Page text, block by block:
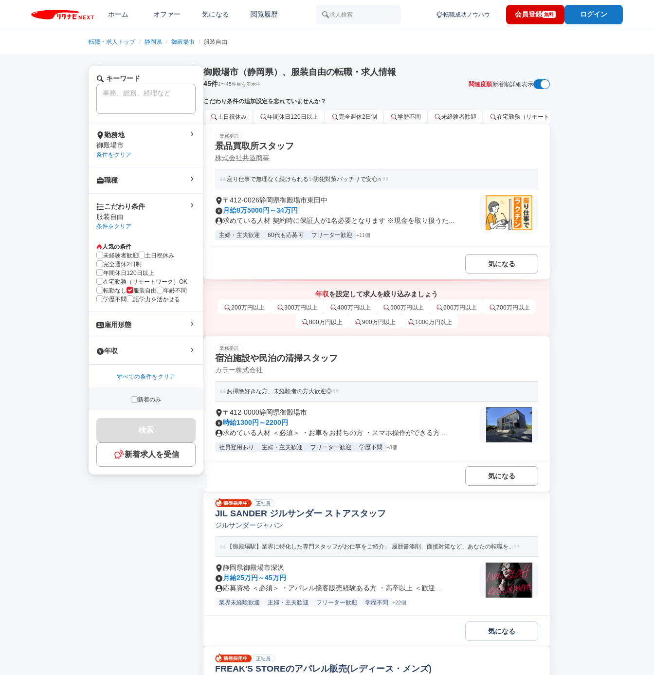
ホーム オファー 気になる 閲覧履歴 求人検索 転職成功ノウハウ 会員登録 無料 ログイン
転職・求人トップ / 静岡県 / 御殿場市 / 服装自由
キーワード
勤務地
御殿場市
条件をクリア
職種
こだわり条件
服装自由
条件をクリア
人気の条件
未経験者歓迎
土日祝休み
完全週休2日制
年間休日120日以上
在宅勤務（リモートワーク）OK
転勤なし
服装自由
年齢不問
学歴不問
語学力を活かせる
雇用形態
年収
すべての条件をクリア
新着のみ
検索
新着求人を受信
御殿場市（静岡県）、服装自由の転職・求人情報
45件1〜45件目を表示中 関連度順新着順詳細表示
こだわり条件の追加設定を忘れていませんか？
土日祝休み 年間休日120日以上 完全週休2日制 学歴不問 未経験者歓迎 在宅勤務（リモートワーク）OK
業務委託
景品買取所スタッフ
株式会社共遊商事
座り仕事で無理なく続けられる✨防犯対策バッチリで安心⭐
〒412-0026静岡県御殿場市東田中
月給8万5000円～34万円
求めている人材 契約時に保証人が1名必要となります ※現金を取り扱うた...
主婦・主夫歓迎 60代も応募可 フリーター歓迎 +11個
気になる
年収を設定して求人を絞り込みましょう
200万円以上 300万円以上 400万円以上 500万円以上 600万円以上 700万円以上
800万円以上 900万円以上 1000万円以上
業務委託
宿泊施設や民泊の清掃スタッフ
カラー株式会社
お掃除好きな方、未経験者の方大歓迎◎
〒412-0000静岡県御殿場市
時給1300円～2200円
求めている人材 ＜必須＞ ・お車をお持ちの方 ・スマホ操作ができる方 ...
社員登用あり 主婦・主夫歓迎 フリーター歓迎 学歴不問 +8個
気になる
正社員
JIL SANDER ジルサンダー ストアスタッフ
ジルサンダージャパン
【御殿場駅】業界に特化した専門スタッフがお仕事をご紹介。 履歴書添削、面接対策など、あなたの転職を...
静岡県御殿場市深沢
月給25万円～45万円
応募資格 ＜必須＞ ・アパレル接客販売経験ある方 ・高卒以上 ＜歓迎...
業界未経験歓迎 主婦・主夫歓迎 フリーター歓迎 学歴不問 +22個
気になる
正社員
FREAK'S STOREのアパレル販売(レディース・メンズ)